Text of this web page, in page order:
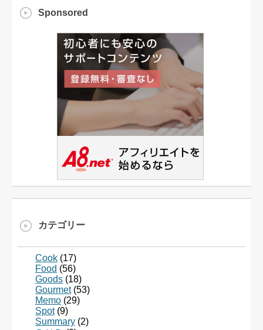
Sponsored
カテゴリー
Cook (17)
Food (56)
Goods (18)
Gourmet(53)
Memo (29)
Spot(9)
Summary (2)